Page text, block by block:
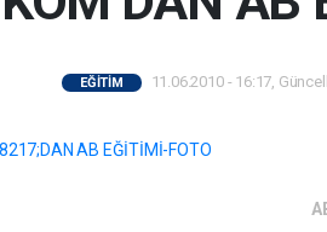
EĞİTİM 11.06.2010 - 16:17,